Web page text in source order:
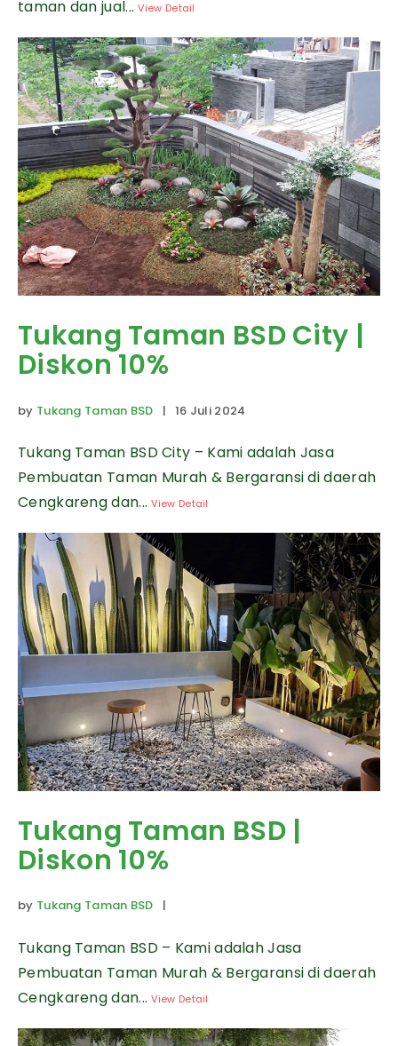
taman dan jual...View Detail
Tukang Taman BSD City |
Diskon 10%
by Tukang Taman BSD | 16 Juli 2024
Tukang Taman BSD City – Kami adalah Jasa
Pembuatan Taman Murah & Bergaransi di daerah
Cengkareng dan...View Detail
Tukang Taman BSD |
Diskon 10%
by Tukang Taman BSD |
Tukang Taman BSD – Kami adalah Jasa
Pembuatan Taman Murah & Bergaransi di daerah
Cengkareng dan...View Detail